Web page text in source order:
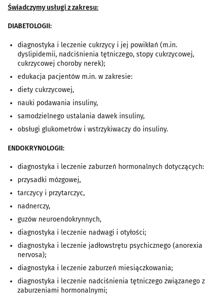
Świadczymy usługi z zakresu:
DIABETOLOGII:
diagnostyka i leczenie cukrzycy i jej powikłań (m.in.
dyslipidemii, nadciśnienia tętniczego, stopy cukrzycowej,
cukrzycowej choroby nerek);
edukacja pacjentów m.in. w zakresie:
diety cukrzycowej,
nauki podawania insuliny,
samodzielnego ustalania dawek insuliny,
obsługi glukometrów i wstrzykiwaczy do insuliny.
ENDOKRYNOLOGII:
diagnostyka i leczenie zaburzeń hormonalnych dotyczących:
przysadki mózgowej,
tarczycy i przytarczyc,
nadnerczy,
guzów neuroendokrynnych,
diagnostyka i leczenie nadwagi i otyłości;
diagnostyka i leczenie jadłowstrętu psychicznego (anorexia
nervosa);
diagnostyka i leczenie zaburzeń miesiączkowania;
diagnostyka i leczenie nadciśnienia tętniczego związanego z
zaburzeniami hormonalnymi;